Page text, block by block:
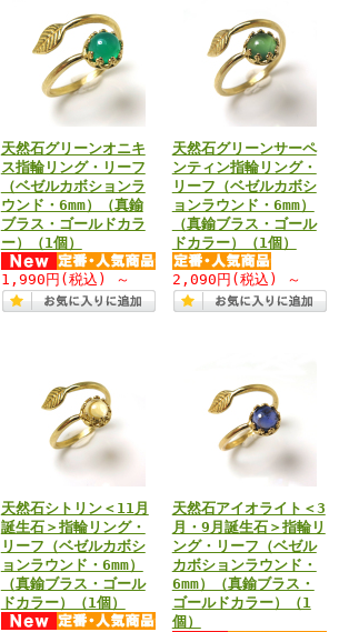
天然石グリーンオニキ
ス指輪リング・リーフ
（ベゼルカボションラ
ウンド・6mm）（真鍮
ブラス・ゴールドカラ
ー）（1個）
1,990円 (税込) ～
天然石グリーンサーペ
ンティン指輪リング・
リーフ（ベゼルカボシ
ョンラウンド・6mm）
（真鍮ブラス・ゴール
ドカラー）（1個）
2,090円 (税込) ～
天然石シトリン＜11月
誕生石＞指輪リング・
リーフ（ベゼルカボシ
ョンラウンド・6mm）
（真鍮ブラス・ゴール
ドカラー）（1個）
天然石アイオライト＜3
月・9月誕生石＞指輪リ
ング・リーフ（ベゼル
カボションラウンド・
6mm）（真鍮ブラス・
ゴールドカラー）（1
個）